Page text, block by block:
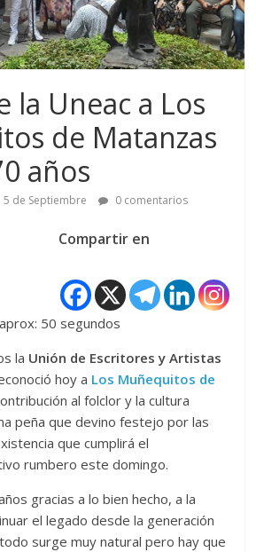
la Uneac a Los
de Matanzas
años
5 de Septiembre 0 comentarios
Compartir en
50 segundos
la Unión de Escritores y Artistas
hoy a Los Muñequitos de
al folclor y la cultura
peña que devino festejo por las
que cumplirá el
rumbero este domingo.
gracias a lo bien hecho, a la
el legado desde la generación
surge muy natural pero hay que